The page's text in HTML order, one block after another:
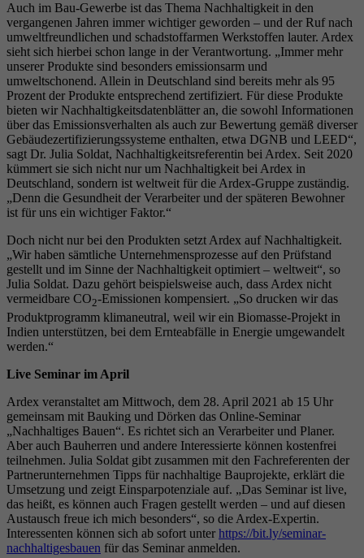
Auch im Bau-Gewerbe ist das Thema Nachhaltigkeit in den
vergangenen Jahren immer wichtiger geworden – und der Ruf nach
umweltfreundlichen und schadstoffarmen Werkstoffen lauter. Ardex
sieht sich hierbei schon lange in der Verantwortung. „Immer mehr
unserer Produkte sind besonders emissionsarm und
umweltschonend. Allein in Deutschland sind bereits mehr als 95
Prozent der Produkte entsprechend zertifiziert. Für diese Produkte
bieten wir Nachhaltigkeitsdatenblätter an, die sowohl Informationen
über das Emissionsverhalten als auch zur Bewertung gemäß diverser
Gebäudezertifizierungssysteme enthalten, etwa DGNB und LEED“,
sagt Dr. Julia Soldat, Nachhaltigkeitsreferentin bei Ardex. Seit 2020
kümmert sie sich nicht nur um Nachhaltigkeit bei Ardex in
Deutschland, sondern ist weltweit für die Ardex-Gruppe zuständig.
„Denn die Gesundheit der Verarbeiter und der späteren Bewohner
ist für uns ein wichtiger Faktor.“
Doch nicht nur bei den Produkten setzt Ardex auf Nachhaltigkeit.
„Wir haben sämtliche Unternehmensprozesse auf den Prüfstand
gestellt und im Sinne der Nachhaltigkeit optimiert – weltweit“, so
Julia Soldat. Dazu gehört beispielsweise auch, dass Ardex nicht
vermeidbare CO2-Emissionen kompensiert. „So drucken wir das
Produktprogramm klimaneutral, weil wir ein Biomasse-Projekt in
Indien unterstützen, bei dem Ernteabfälle in Energie umgewandelt
werden.“
Live Seminar im April
Ardex veranstaltet am Mittwoch, dem 28. April 2021 ab 15 Uhr
gemeinsam mit Bauking und Dörken das Online-Seminar
„Nachhaltiges Bauen“. Es richtet sich an Verarbeiter und Planer.
Aber auch Bauherren und andere Interessierte können kostenfrei
teilnehmen. Julia Soldat gibt zusammen mit den Fachreferenten der
Partnerunternehmen Tipps für nachhaltige Bauprojekte, erklärt die
Umsetzung und zeigt Einsparpotenziale auf. „Das Seminar ist live,
das heißt, es können auch Fragen gestellt werden – und auf diesen
Austausch freue ich mich besonders“, so die Ardex-Expertin.
Interessenten können sich ab sofort unter https://bit.ly/seminar-
nachhaltigesbauen für das Seminar anmelden.